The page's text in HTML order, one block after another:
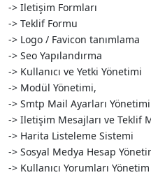
-> Iletişim Formları
-> Teklif Formu
-> Logo / Favicon tanımlama
-> Seo Yapılandırma
-> Kullanıcı ve Yetki Yönetimi
-> Modül Yönetimi,
-> Smtp Mail Ayarları Yönetimi
-> Iletişim Mesajları ve Teklif
-> Harita Listeleme Sistemi
-> Sosyal Medya Hesap
-> Kullanıcı Yorumları Yönetim